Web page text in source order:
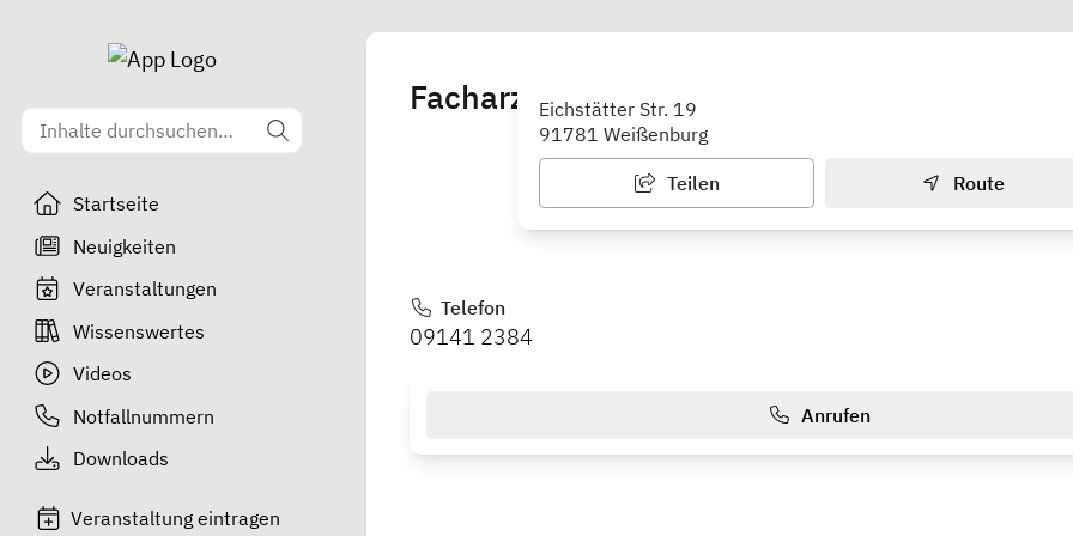
Startseite
Neuigkeiten
Veranstaltungen
Wissenswertes
Videos
Notfallnummern
Downloads
Veranstaltung eintragen
Facharzt für Humangenetik - Dr. med.
Eichstätter Str. 19
91781 Weißenburg
Teilen Route
Telefon
09141 2384
Anrufen